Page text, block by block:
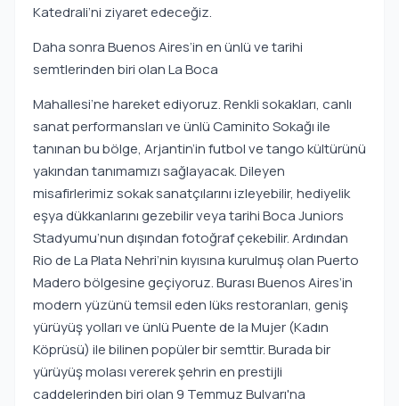
Katedrali’ni ziyaret edeceğiz.
Daha sonra Buenos Aires’in en ünlü ve tarihi
semtlerinden biri olan La Boca
Mahallesi’ne hareket ediyoruz. Renkli sokakları, canlı
sanat performansları ve ünlü Caminito Sokağı ile
tanınan bu bölge, Arjantin’in futbol ve tango kültürünü
yakından tanımamızı sağlayacak. Dileyen
misafirlerimiz sokak sanatçılarını izleyebilir, hediyelik
eşya dükkanlarını gezebilir veya tarihi Boca Juniors
Stadyumu’nun dışından fotoğraf çekebilir. Ardından
Rio de La Plata Nehri’nin kıyısına kurulmuş olan Puerto
Madero bölgesine geçiyoruz. Burası Buenos Aires’in
modern yüzünü temsil eden lüks restoranları, geniş
yürüyüş yolları ve ünlü Puente de la Mujer (Kadın
Köprüsü) ile bilinen popüler bir semttir. Burada bir
yürüyüş molası vererek şehrin en prestijli
caddelerinden biri olan 9 Temmuz Bulvarı'na